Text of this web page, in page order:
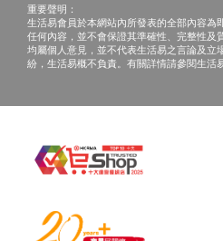
重要聲明：
生活易會員於本網站內所發表的全部內容為
任何內容，並不會保證其準確性、完整性及
均屬個人意見，並不代表生活易之言論及立
紛，生活易概不負責。有關詳情請參閱生活